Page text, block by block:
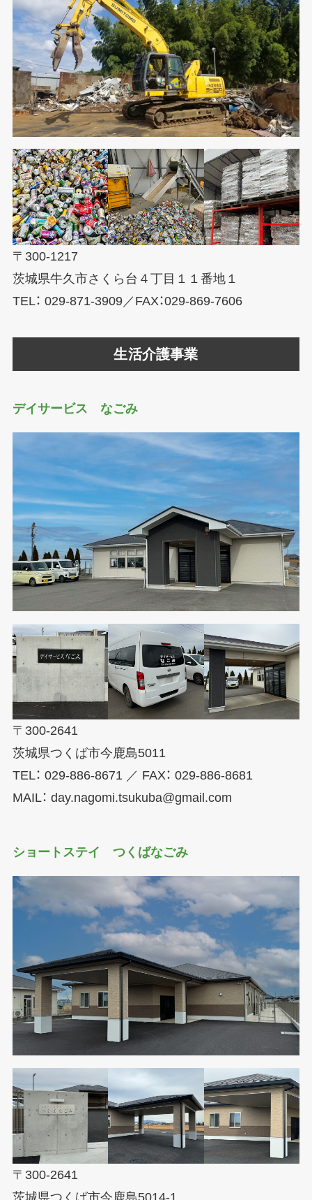
〒300-1217
茨城県牛久市さくら台４丁目１１番地１
TEL： 029-871-3909／FAX：029-869-7606
生活介護事業
デイサービス なごみ
〒300-2641
茨城県つくば市今鹿島5011
TEL： 029-886-8671 ／ FAX： 029-886-8681
MAIL： day.nagomi.tsukuba@gmail.com
ショートステイ つくばなごみ
〒300-2641